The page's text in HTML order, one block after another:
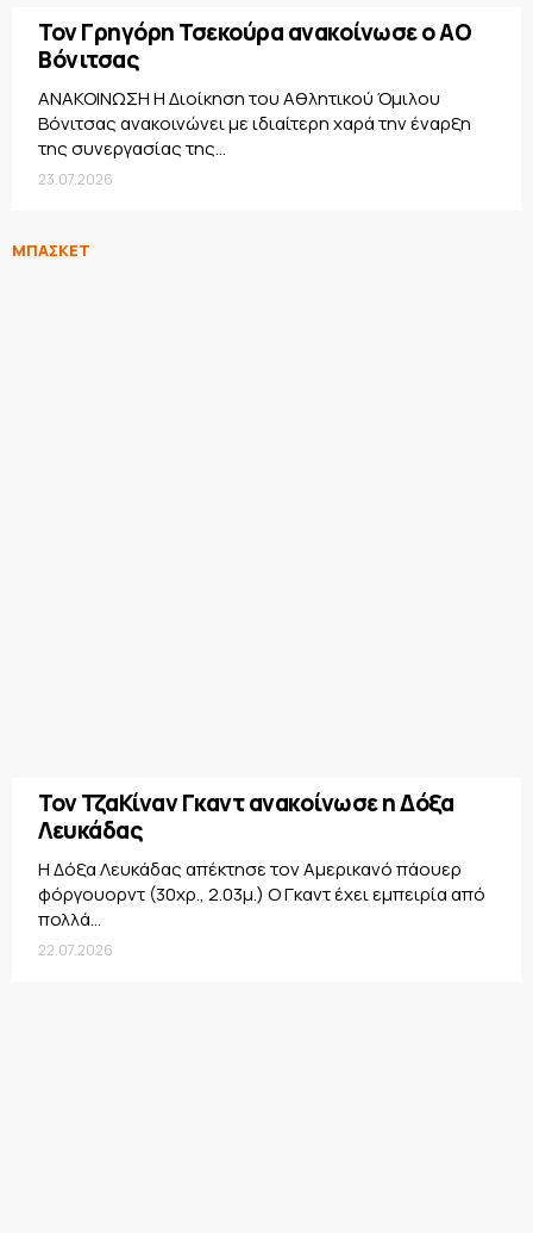
Τον Γρηγόρη Τσεκούρα ανακοίνωσε ο ΑΟ
Βόνιτσας
ΑΝΑΚΟΙΝΩΣΗ Η Διοίκηση του Αθλητικού Όμιλου
Βόνιτσας ανακοινώνει με ιδιαίτερη χαρά την έναρξη
της συνεργασίας της...
23.07.2026
ΜΠΑΣΚΕΤ
Τον ΤζαΚίναν Γκαντ ανακοίνωσε η Δόξα
Λευκάδας
Η Δόξα Λευκάδας απέκτησε τον Αμερικανό πάουερ
φόργουορντ (30χρ., 2.03μ.) Ο Γκαντ έχει εμπειρία από
πολλά...
22.07.2026